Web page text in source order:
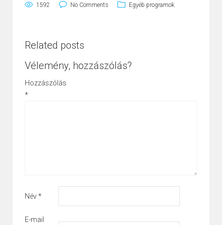
1592 No Comments Egyéb programok
Related posts
Vélemény, hozzászólás?
Hozzászólás
*
Név*
E-mail